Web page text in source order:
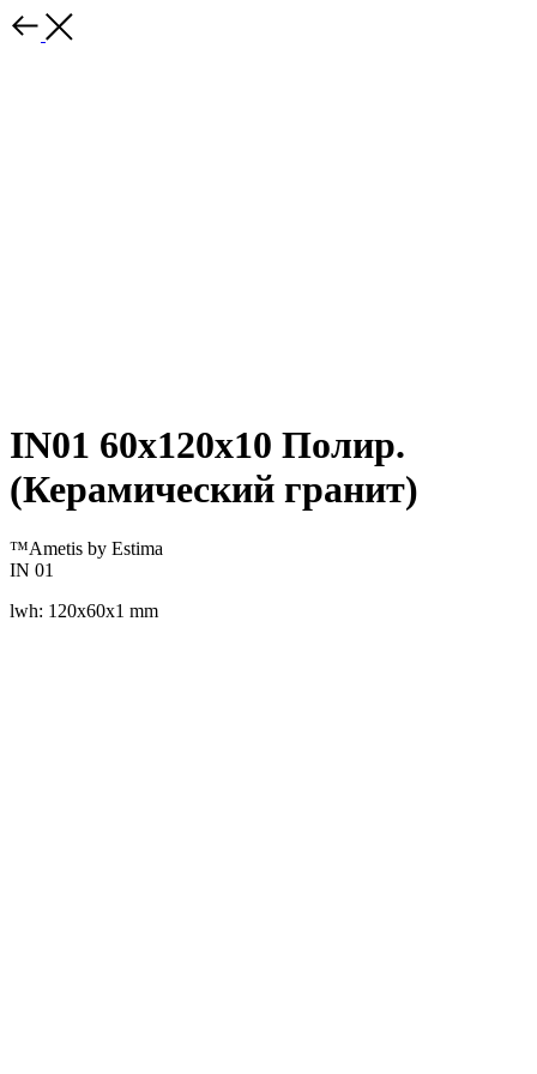
IN01 60x120х10 Полир.
(Керамический гранит)
™Ametis by Estima
IN 01
lwh: 120x60x1 mm